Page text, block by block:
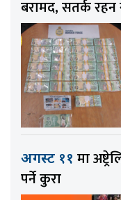
बरामद, सतर्क
अगस्ट ११ मा
पर्ने कुरा